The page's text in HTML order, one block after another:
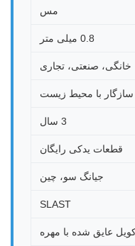
مس
0.8 میلی متر
خانگی، صنعتی، تجاری
سازگار با محیط زیست
3 سال
قطعات یدکی رایگان
جیانگ سو، چین
SLAST
عایق شده با مهره